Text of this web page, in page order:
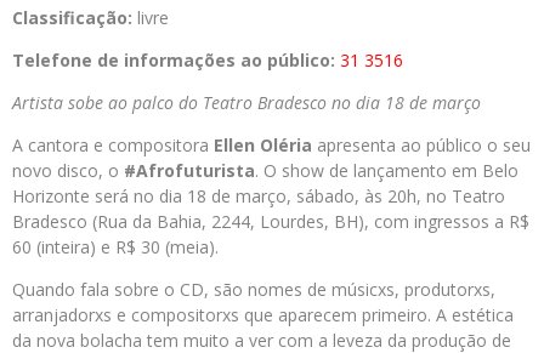
Classificação: livre
Telefone de informações ao público: 31 3516
Artista sobe ao palco do Teatro Bradesco no dia 18 de março
A cantora e compositora Ellen Oléria apresenta ao público o seu
novo disco, o #Afrofuturista. O show de lançamento em Belo
Horizonte será no dia 18 de março, sábado, às 20h, no Teatro
Bradesco (Rua da Bahia, 2244, Lourdes, BH), com ingressos a R$
60 (inteira) e R$ 30 (meia).
Quando fala sobre o CD, são nomes de músicxs, produtorxs,
arranjadorxs e compositorxs que aparecem primeiro. A estética
da nova bolacha tem muito a ver com a leveza da produção de